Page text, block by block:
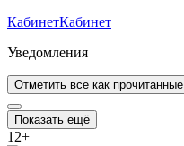
КабинетКабинет
Уведомления
Отметить все как прочитанные
Показать ещё
12+